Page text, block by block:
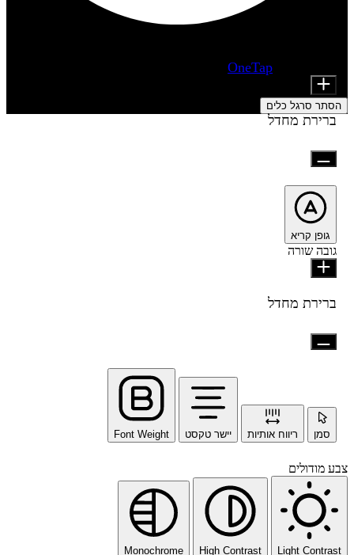
OneTap
הסתר סרגל כלים
ברירת מחדל
גופן קריא
גובה שורה
ברירת מחדל
סמן ריווח אותיות יישר טקסט Font Weight
צבע מודולים
Light Contrast
High Contrast
Monochrome